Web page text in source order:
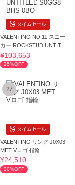
タイムセール
VALENTINO NO.11 スニー
カー ROCKSTUD UNTITL
ED S0GG8 BHS 0BO
¥103,653
25%OFF
タイムセール
27
VALENTINO リング J0X03
MET Vロゴ 指輪
¥24,510
20%OFF